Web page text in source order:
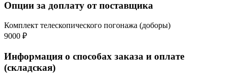
Опции за доплату от поставщика
Комплект телескопического погонажа (доборы)
9000 ₽
Информация о способах заказа и оплате
(складская)